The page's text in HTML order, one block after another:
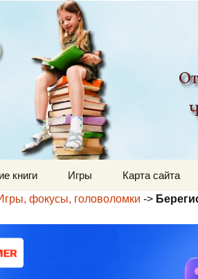
мир
книги Игры
Карта сайта
фокусы, головоломки ->